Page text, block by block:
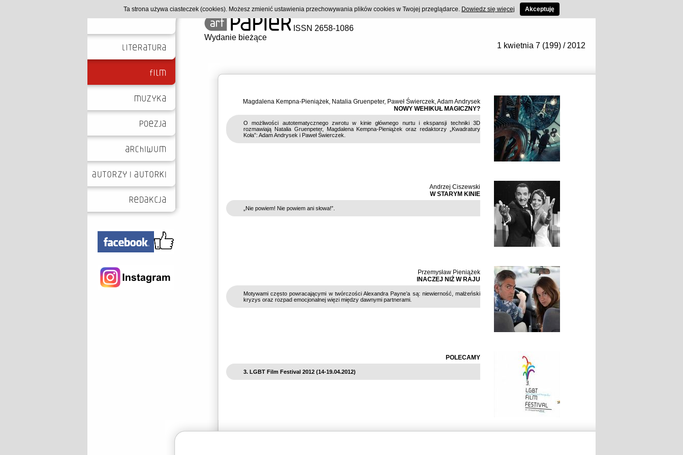
ISSN 2658-1086
Wydanie bieżące
1 kwietnia 7 (199) / 2012
Magdalena Kempna-Pieniążek, Natalia Gruenpeter, Paweł Świerczek,Adam Andrysek
NOWY WEHIKUŁ MAGICZNY?
O możliwości autotematycznego zwrotu w kinie głównego nurtu i ekspansji techniki 3D
rozmawiają Natalia Gruenpeter, Magdalena Kempna-Pieniążek oraz redaktorzy „Kwadratury
Koła”: Adam Andrysek i Paweł Świerczek.
Andrzej Ciszewski
W STARYM KINIE
„Nie powiem! Nie powiem ani słowa!”.
Przemysław Pieniążek
INACZEJ NIŻ W RAJU
Motywami często powracającymi w twórczości Alexandra Payne’a są: niewierność, małżeński
kryzys oraz rozpad emocjonalnej więzi między dawnymi partnerami.
POLECAMY
3. LGBT Film Festival 2012 (14-19.04.2012)
Ta strona używa ciasteczek (cookies). Możesz zmienić ustawienia przechowywania plików cookies w Twojej przeglądarce. Dowiedz się więcej Akceptuję